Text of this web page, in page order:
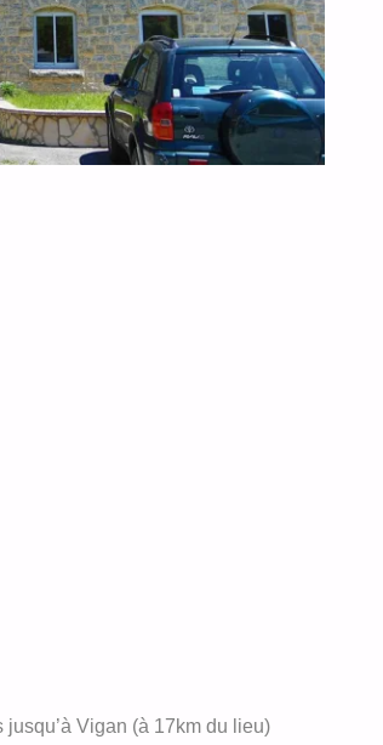
Vigan (à 17km du lieu)